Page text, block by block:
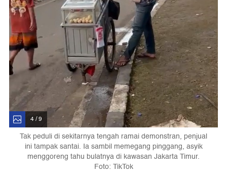
4 / 9
Tak peduli di sekitarnya tengah ramai demonstran, penjual
ini tampak santai. Ia sambil memegang pinggang, asyik
menggoreng tahu bulatnya di kawasan Jakarta Timur.
Foto: TikTok